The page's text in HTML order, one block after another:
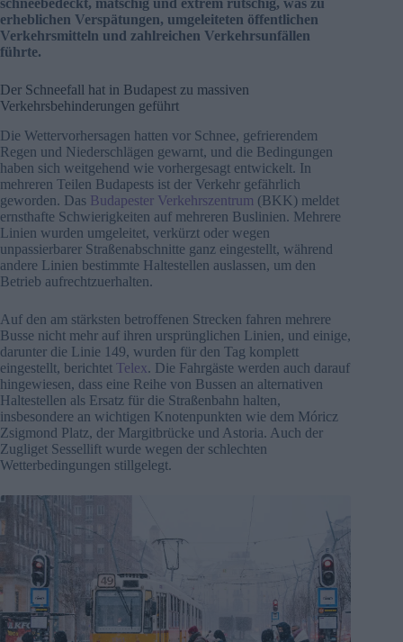
schneebedeckt, matschig und extrem rutschig, was zu
erheblichen Verspätungen, umgeleiteten öffentlichen
Verkehrsmitteln und zahlreichen Verkehrsunfällen
führte.
Der Schneefall hat in Budapest zu massiven
Verkehrsbehinderungen geführt
Die Wettervorhersagen hatten vor Schnee, gefrierendem
Regen und Niederschlägen gewarnt, und die Bedingungen
haben sich weitgehend wie vorhergesagt entwickelt. In
mehreren Teilen Budapests ist der Verkehr gefährlich
geworden. Das Budapester Verkehrszentrum (BKK) meldet
ernsthafte Schwierigkeiten auf mehreren Buslinien. Mehrere
Linien wurden umgeleitet, verkürzt oder wegen
unpassierbarer Straßenabschnitte ganz eingestellt, während
andere Linien bestimmte Haltestellen auslassen, um den
Betrieb aufrechtzuerhalten.
Auf den am stärksten betroffenen Strecken fahren mehrere
Busse nicht mehr auf ihren ursprünglichen Linien, und einige,
darunter die Linie 149, wurden für den Tag komplett
eingestellt, berichtet Telex. Die Fahrgäste werden auch darauf
hingewiesen, dass eine Reihe von Bussen an alternativen
Haltestellen als Ersatz für die Straßenbahn halten,
insbesondere an wichtigen Knotenpunkten wie dem Móricz
Zsigmond Platz, der Margitbrücke und Astoria. Auch der
Zugliget Sessellift wurde wegen der schlechten
Wetterbedingungen stillgelegt.